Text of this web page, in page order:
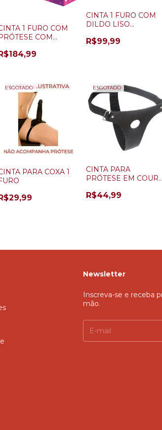
1 FURO COM
COM
R$184,99
CINTA 1 FURO COM
DILDO LISO
VIBRO)
R$99,99
ESGOTADO
PARA COXA 1
ESGOTADO
CINTA PARA
PRÓTESE EM COURO
DOMINATRIXXX
R$44,99
Newsletter
Inscreva-se e receba
mão.